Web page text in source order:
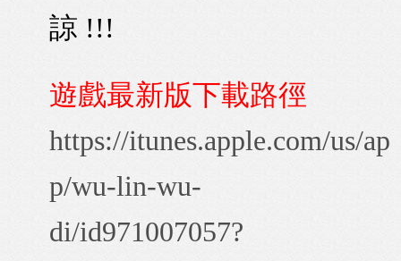
諒 !!!
遊戲最新版下載路徑
https://itunes.apple.com/us/ap
p/wu-lin-wu-
di/id971007057?